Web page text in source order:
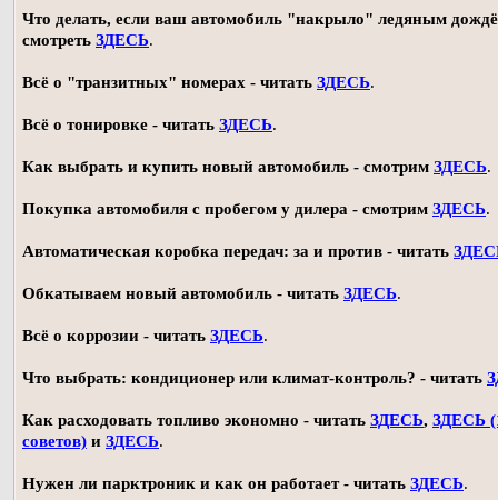
Что делать, если ваш автомобиль "накрыло" ледяным
смотреть ЗДЕСЬ.
Всё о "транзитных" номерах - читать ЗДЕСЬ.
Всё о тонировке - читать ЗДЕСЬ.
Как выбрать и купить новый автомобиль - смотрим ЗДЕСЬ.
Покупка автомобиля с пробегом у дилера - смотрим ЗДЕСЬ.
Автоматическая коробка передач: за и против - читать
Обкатываем новый автомобиль - читать ЗДЕСЬ.
Всё о коррозии - читать ЗДЕСЬ.
Что выбрать: кондиционер или климат-контроль? - читать
Как расходовать топливо экономно - читать ЗДЕСЬ, ЗДЕСЬ
советов) и ЗДЕСЬ.
Нужен ли парктроник и как он работает - читать ЗДЕСЬ.